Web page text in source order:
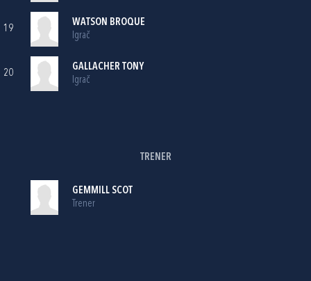
19
WATSON BROQUE
Igrač
20
GALLACHER TONY
Igrač
TRENER
GEMMILL SCOT
Trener